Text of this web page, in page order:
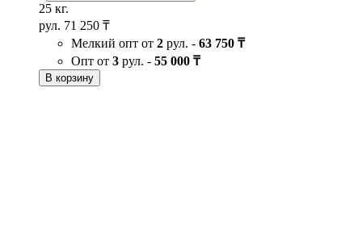
25 кг.
рул. 71 250 ₸
Мелкий опт от 2 рул. - 63 750 ₸
Опт от 3 рул. - 55 000 ₸
В корзину